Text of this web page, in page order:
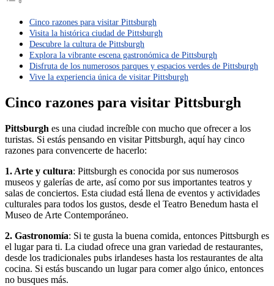
Cinco razones para visitar Pittsburgh
Visita la histórica ciudad de Pittsburgh
Descubre la cultura de Pittsburgh
Explora la vibrante escena gastronómica de Pittsburgh
Disfruta de los numerosos parques y espacios verdes de Pittsburgh
Vive la experiencia única de visitar Pittsburgh
Cinco razones para visitar Pittsburgh
Pittsburgh es una ciudad increíble con mucho que ofrecer a los
turistas. Si estás pensando en visitar Pittsburgh, aquí hay cinco
razones para convencerte de hacerlo:
1. Arte y cultura: Pittsburgh es conocida por sus numerosos
museos y galerías de arte, así como por sus importantes teatros y
salas de conciertos. Esta ciudad está llena de eventos y actividades
culturales para todos los gustos, desde el Teatro Benedum hasta el
Museo de Arte Contemporáneo.
2. Gastronomía: Si te gusta la buena comida, entonces Pittsburgh es
el lugar para ti. La ciudad ofrece una gran variedad de restaurantes,
desde los tradicionales pubs irlandeses hasta los restaurantes de alta
cocina. Si estás buscando un lugar para comer algo único, entonces
no busques más.